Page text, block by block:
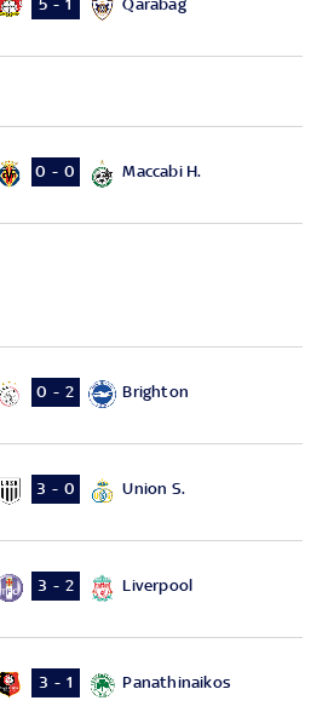
5 - 1 Qarabag
0 - 0 Maccabi H.
0 - 2 Brighton
3 - 0 Union S.
3 - 2 Liverpool
3 - 1 Panathinaikos